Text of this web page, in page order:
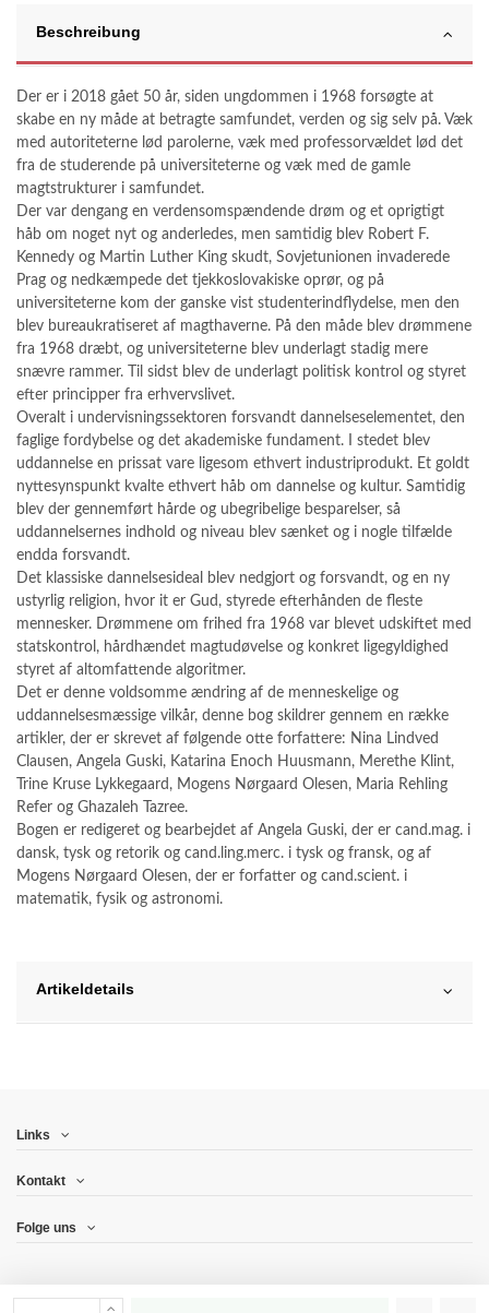
Beschreibung
Der er i 2018 gået 50 år, siden ungdommen i 1968 forsøgte at
skabe en ny måde at betragte samfundet, verden og sig selv på. Væk
med autoriteterne lød parolerne, væk med professorvældet lød det
fra de studerende på universiteterne og væk med de gamle
magtstrukturer i samfundet.
Der var dengang en verdensomspændende drøm og et oprigtigt
håb om noget nyt og anderledes, men samtidig blev Robert F.
Kennedy og Martin Luther King skudt, Sovjetunionen invaderede
Prag og nedkæmpede det tjekkoslovakiske oprør, og på
universiteterne kom der ganske vist studenterindflydelse, men den
blev bureaukratiseret af magthaverne. På den måde blev drømmene
fra 1968 dræbt, og universiteterne blev underlagt stadig mere
snævre rammer. Til sidst blev de underlagt politisk kontrol og styret
efter principper fra erhvervslivet.
Overalt i undervisningssektoren forsvandt dannelseselementet, den
faglige fordybelse og det akademiske fundament. I stedet blev
uddannelse en prissat vare ligesom ethvert industriprodukt. Et goldt
nyttesynspunkt kvalte ethvert håb om dannelse og kultur. Samtidig
blev der gennemført hårde og ubegribelige besparelser, så
uddannelsernes indhold og niveau blev sænket og i nogle tilfælde
endda forsvandt.
Det klassiske dannelsesideal blev nedgjort og forsvandt, og en ny
ustyrlig religion, hvor it er Gud, styrede efterhånden de fleste
mennesker. Drømmene om frihed fra 1968 var blevet udskiftet med
statskontrol, hårdhændet magtudøvelse og konkret ligegyldighed
styret af altomfattende algoritmer.
Det er denne voldsomme ændring af de menneskelige og
uddannelsesmæssige vilkår, denne bog skildrer gennem en række
artikler, der er skrevet af følgende otte forfattere: Nina Lindved
Clausen, Angela Guski, Katarina Enoch Huusmann, Merethe Klint,
Trine Kruse Lykkegaard, Mogens Nørgaard Olesen, Maria Rehling
Refer og Ghazaleh Tazree.
Bogen er redigeret og bearbejdet af Angela Guski, der er cand.mag. i
dansk, tysk og retorik og cand.ling.merc. i tysk og fransk, og af
Mogens Nørgaard Olesen, der er forfatter og cand.scient. i
matematik, fysik og astronomi.
Artikeldetails
Links
Kontakt
Folge uns